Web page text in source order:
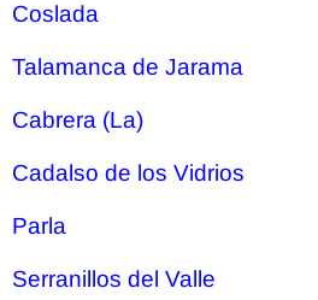
Coslada
Talamanca de Jarama
Cabrera (La)
Cadalso de los Vidrios
Parla
Serranillos del Valle